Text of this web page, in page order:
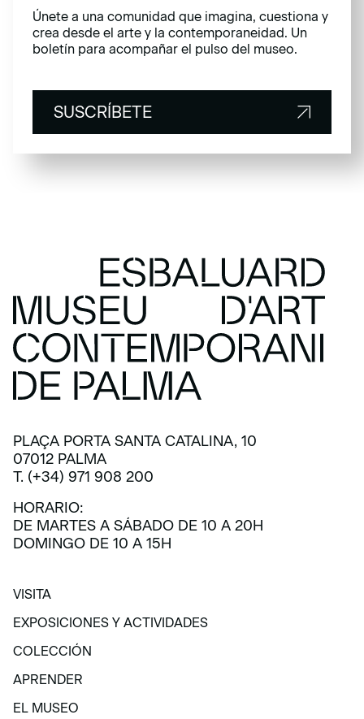
Únete a una comunidad que imagina, cuestiona y
crea desde el arte y la contemporaneidad. Un
boletín para acompañar el pulso del museo.
SUSCRÍBETE
SUSCRÍBETE
PLAÇA PORTA SANTA CATALINA, 10
07012 PALMA
T. (+34) 971 908 200
HORARIO:
DE MARTES A SÁBADO DE 10 A 20H
DOMINGO DE 10 A 15H
VISITA
VISITA
EXPOSICIONES Y ACTIVIDADES
EXPOSICIONES Y ACTIVIDADES
COLECCIÓN
COLECCIÓN
APRENDER
APRENDER
EL MUSEO